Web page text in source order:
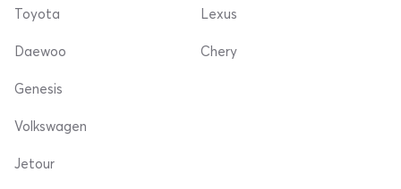
Toyota
Daewoo
Lexus
Chery
Genesis
Volkswagen
Jetour